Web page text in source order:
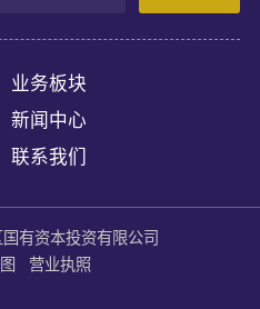
业务板块
新闻中心
联系我们
有资本投资有限公司
营业执照